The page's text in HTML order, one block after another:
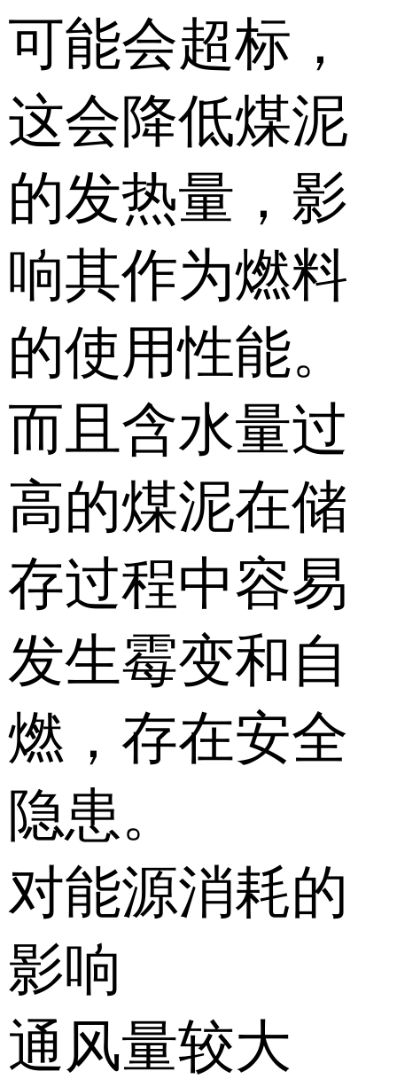
可能会超标，
这会降低煤泥
的发热量，影
响其作为燃料
的使用性能。
而且含水量过
高的煤泥在储
存过程中容易
发生霉变和自
燃，存在安全
隐患。
对能源消耗的
影响
通风量较大